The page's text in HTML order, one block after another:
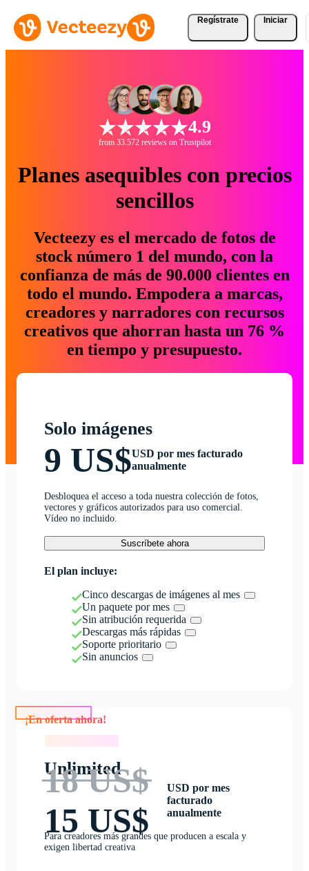
Regístrate Iniciar
4.9
from 33.572 reviews on Trustpilot
Planes asequibles con precios
sencillos
Vecteezy es el mercado de fotos de
stock número 1 del mundo, con la
confianza de más de 90.000 clientes en
todo el mundo. Empodera a marcas,
creadores y narradores con recursos
creativos que ahorran hasta un 76 %
en tiempo y presupuesto.
Solo imágenes
9 US$USD por mes facturado
anualmente
Desbloquea el acceso a toda nuestra colección de fotos,
vectores y gráficos autorizados para uso comercial.
Vídeo no incluido.
Suscríbete ahora
El plan incluye:
Cinco descargas de imágenes al mes
Un paquete por mes
Sin atribución requerida
Descargas más rápidas
Soporte prioritario
Sin anuncios
Unlimited
18 US$
15 US$
USD por mes
facturado
anualmente
Para creadores más grandes que producen a escala y
exigen libertad creativa